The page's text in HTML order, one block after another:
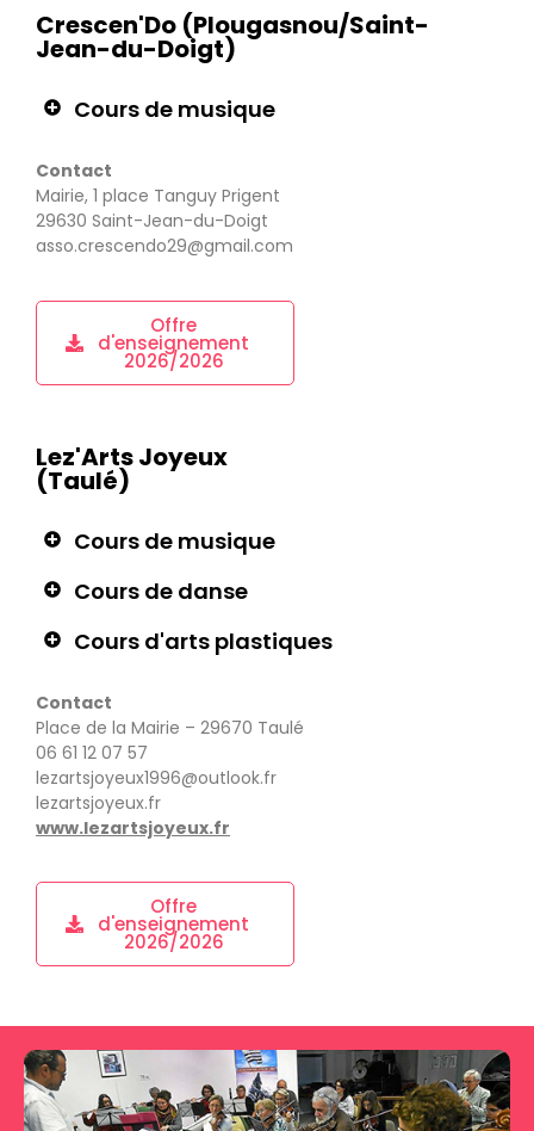
Crescen'Do (Plougasnou/Saint-
Jean-du-Doigt)
Cours de musique
Contact
Mairie, 1 place Tanguy Prigent
29630 Saint-Jean-du-Doigt
asso.crescendo29@gmail.com
Offre
d'enseignement
2026/2026
Lez'Arts Joyeux
(Taulé)
Cours de musique
Cours de danse
Cours d'arts plastiques
Contact
Place de la Mairie – 29670 Taulé
06 61 12 07 57
lezartsjoyeux1996@outlook.fr
lezartsjoyeux.fr
www.lezartsjoyeux.fr
Offre
d'enseignement
2026/2026